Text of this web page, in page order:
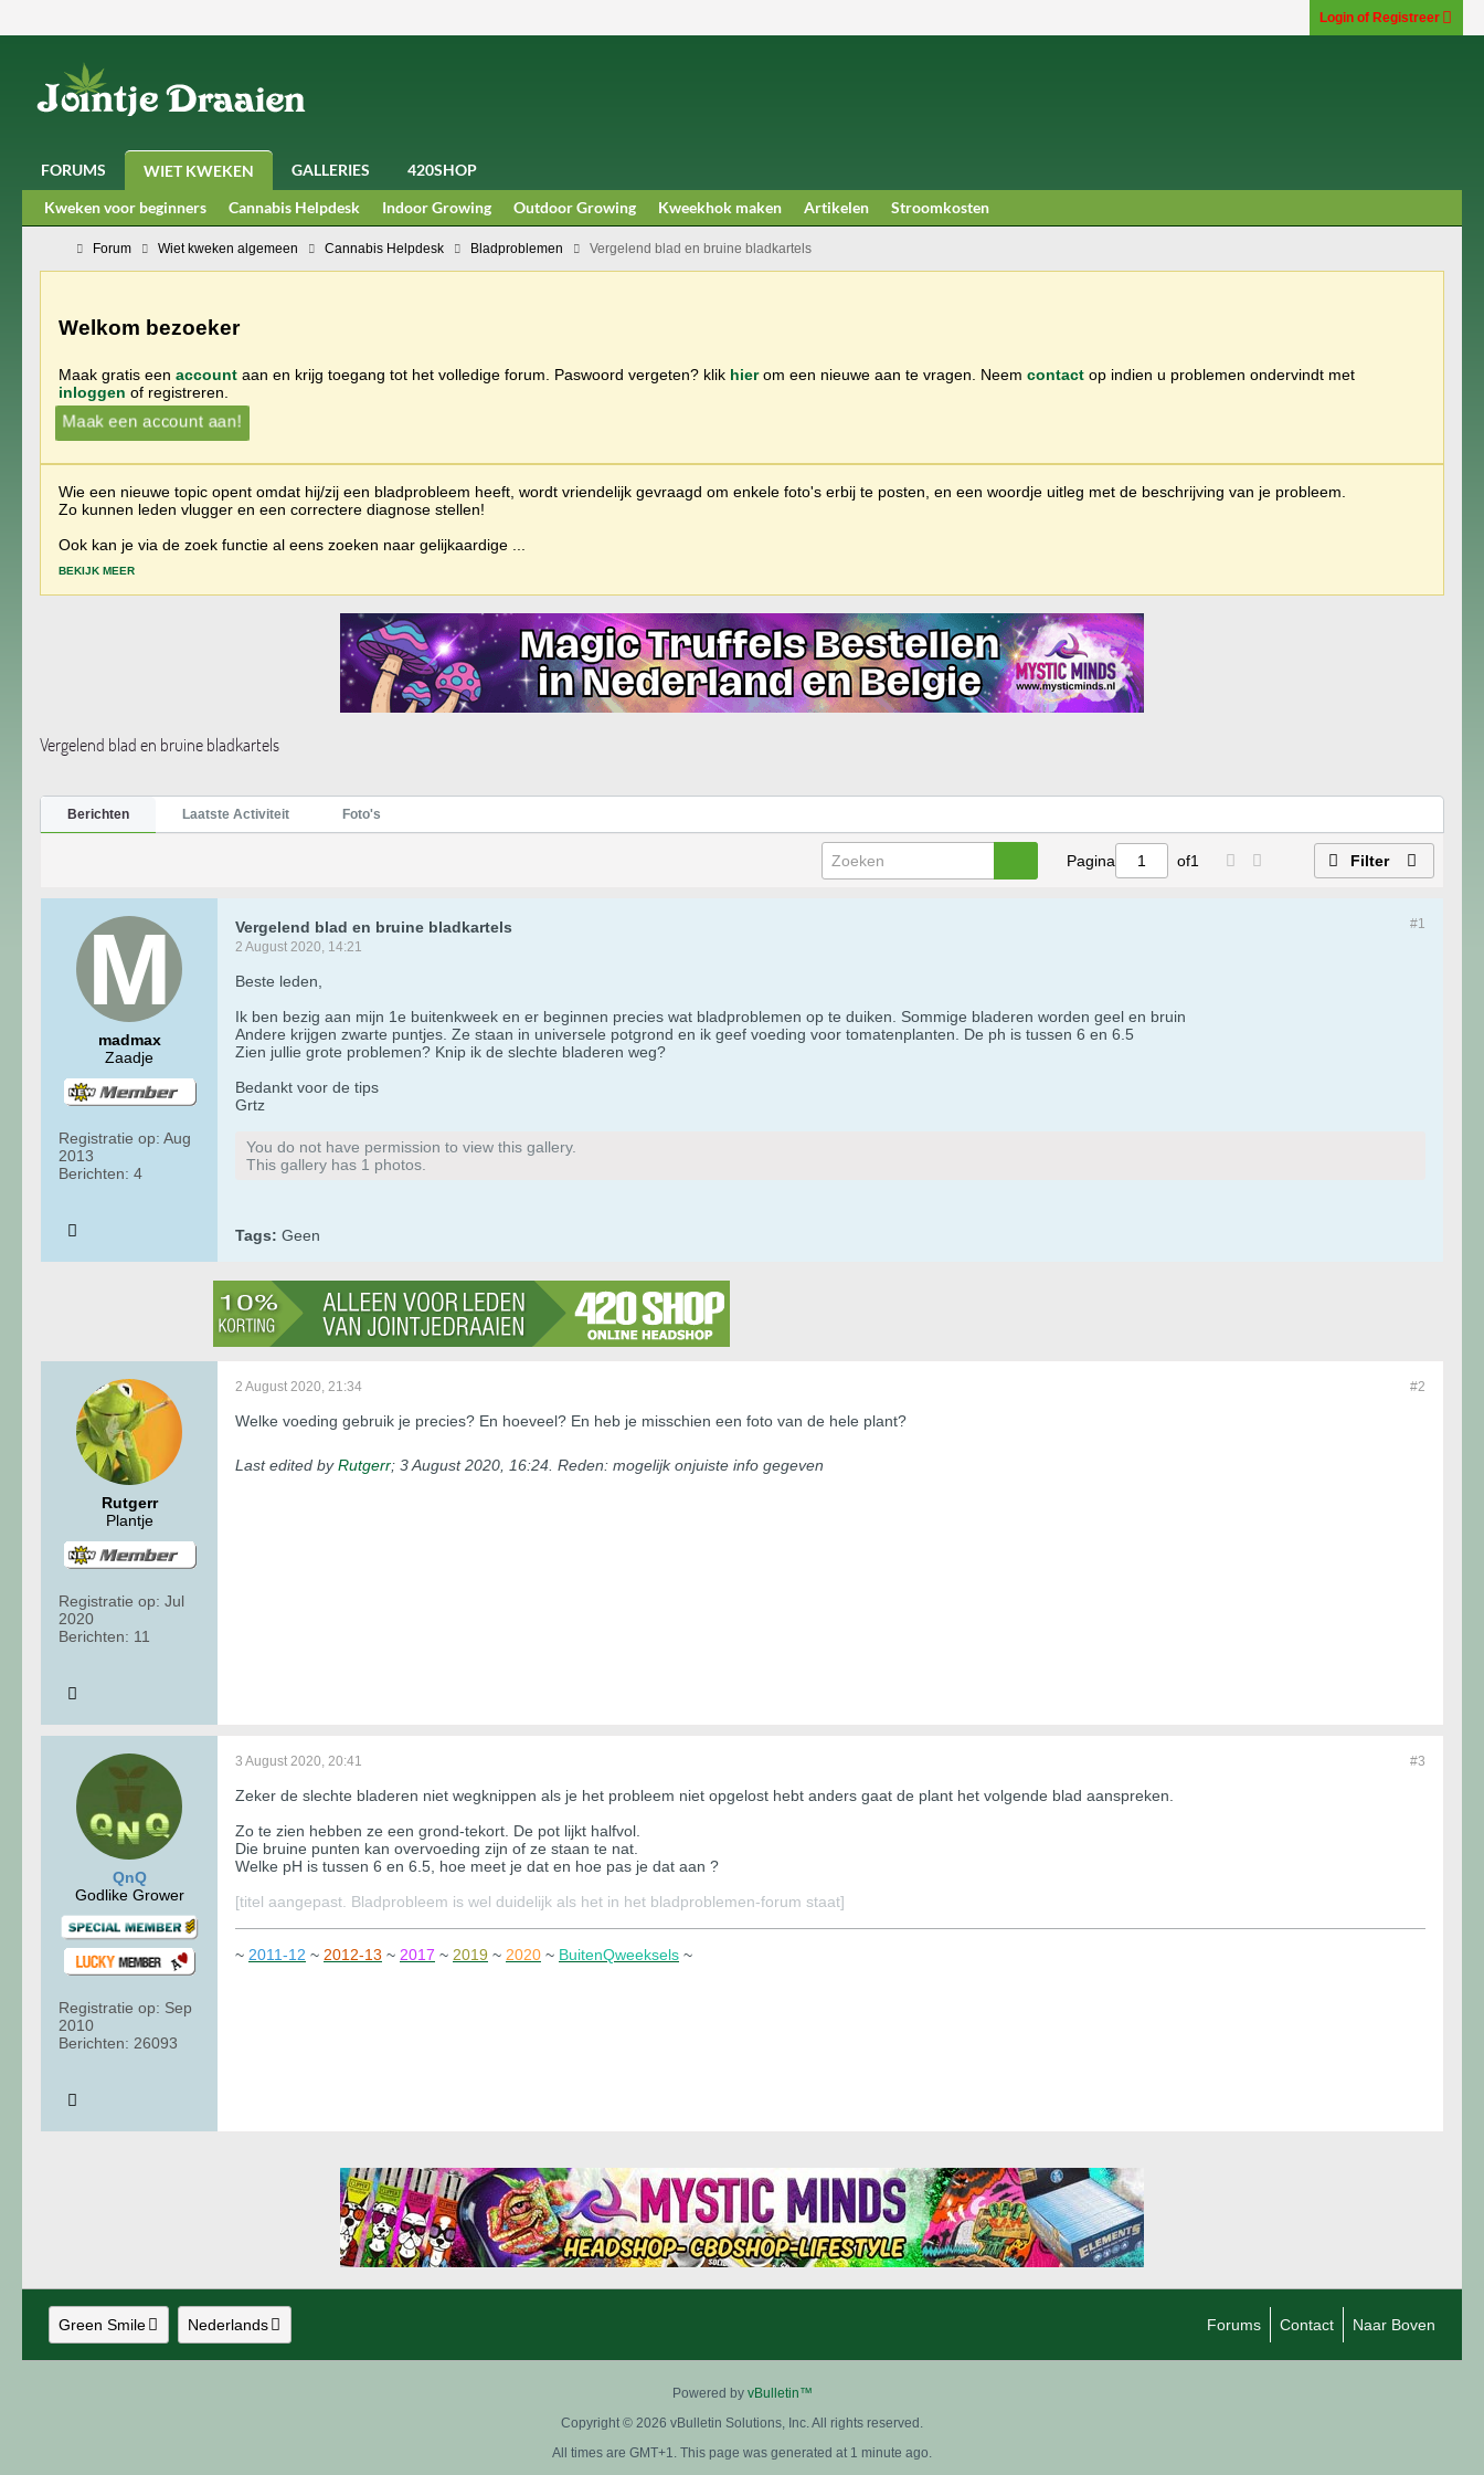
Login of Registreer
FORUMS WIET KWEKEN GALLERIES
420SHOP
Kweken voor beginners
Cannabis Helpdesk Indoor Growing Outdoor Growing Kweekhok maken Artikelen Stroomkosten
Forum Wiet kweken algemeen Cannabis Helpdesk Bladproblemen Vergelend blad en bruine bladkartels
Welkom bezoeker
Maak gratis een account aan en krijg toegang tot het volledige forum. Paswoord vergeten? klik hierom een nieuwe aan te vragen. Neem contact op indien u problemen ondervindt met
inloggen of registreren.
Maak een account aan!
Wie een nieuwe topic opent omdat hij/zij een bladprobleem heeft, wordt vriendelijk gevraagd om enkele foto's erbij te posten, en een woordje uitleg met de beschrijving van je probleem.
Zo kunnen leden vlugger en een correctere diagnose stellen!
Ook kan je via de zoek functie al eens zoeken naar gelijkaardige
BEKIJK MEER
Vergelend blad en bruine bladkartels
Berichten Laatste Activiteit Foto's
Pagina of1 Filter
madmax
Zaadje
Registratie op: Aug
2013
Berichten: 4
#1
Vergelend blad en bruine bladkartels
2 August 2020, 14:21
Beste leden,
Ik ben bezig aan mijn 1e buitenkweek en er beginnen precies wat bladproblemen op te duiken. Sommige bladeren worden geel en bruin
​​​​​Andere krijgen zwarte puntjes. Ze staan in universele potgrond en ik geef voeding voor tomatenplanten. De ph is tussen 6 en 6.5
Zien jullie grote problemen? Knip ik de slechte bladeren weg?
Bedankt voor de tips
Grtz
You do not have permission to view this gallery.
This gallery has 1 photos.
Tags: Geen
Rutgerr
Plantje
Registratie op: Jul
2020
Berichten: 11
#2
2 August 2020, 21:34
Welke voeding gebruik je precies? En hoeveel? En heb je misschien een foto van de hele plant?
Last edited byRutgerr; 3 August 2020, 16:24 Reden: mogelijk onjuiste info gegeven
QnQ
Godlike Grower
Registratie op: Sep
2010
Berichten: 26093
#3
3 August 2020, 20:41
Zeker de slechte bladeren niet wegknippen als je het probleem niet opgelost hebt anders gaat de plant het volgende blad aanspreken.
Zo te zien hebben ze een grond-tekort. De pot lijkt halfvol.
Die bruine punten kan overvoeding zijn of ze staan te nat.
Welke pH is tussen 6 en 6.5, hoe meet je dat en hoe pas je dat aan ?
[titel aangepast. Bladprobleem is wel duidelijk als het in het bladproblemen-forum staat]
~ 2011-12 ~ 2012-13 ~ 2017 ~ 2019 ~ 2020 ~ BuitenQweeksels ~
Green Smile Nederlands Forums Contact Naar Boven
Powered by vBulletin™
Copyright © 2026 vBulletin Solutions, Inc. All rights reserved.
All times are GMT+1. This page was generated at 1 minute ago.